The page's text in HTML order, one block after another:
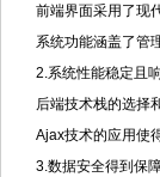
前端界面采用了现
系统功能涵盖了管
2.系统性能稳定且
后端技术栈的选择
Ajax技术的应用使
3.数据安全得到保障